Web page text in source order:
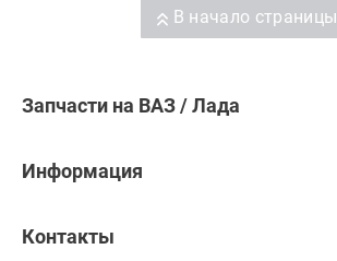
В начало страницы
Запчасти на ВАЗ / Лада
Информация
Контакты